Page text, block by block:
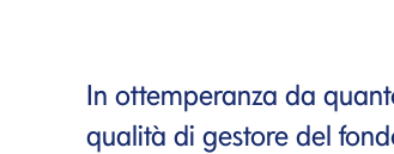
In ottemperanza da
qualità di gestore del